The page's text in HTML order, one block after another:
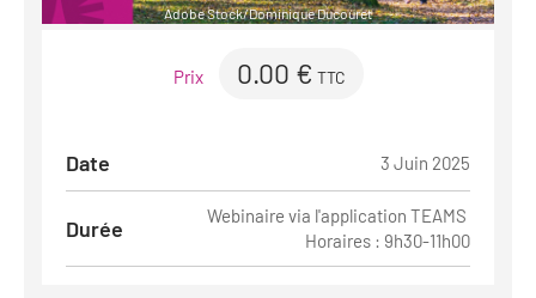
Adobe Stock/Dominique Ducouret
Prix 0.00 € TTC
Date 3 Juin 2025
Durée
Webinaire via l'application TEAMS
Horaires : 9h30-11h00